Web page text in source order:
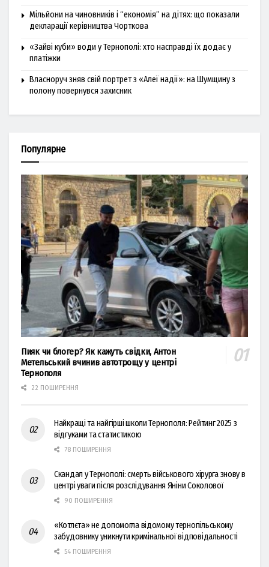
Мільйони на чиновників і “економія” на дітях: що показали
декларації керівництва Чорткова
«Зайві куби» води у Тернополі: хто насправді їх додає у
платіжки
Власноруч зняв свій портрет з «Алеї надії»: на Шумщину з
полону повернувся захисник
Популярне
Пияк чи блогер? Як кажуть свідки, Антон
Метельський вчинив автотрощу у центрі
Тернополя
22 ПОШИРЕННЯ
Найкращі та найгірші школи Тернополя: Рейтинг 2025 з
відгуками та статистикою
78 ПОШИРЕННЯ
Скандал у Тернополі: смерть військового хірурга знову в
центрі уваги після розслідування Яніни Соколової
90 ПОШИРЕННЯ
«Котлєта» не допомогла відомому тернопільському
забудовнику уникнути кримінальної відповідальності
54 ПОШИРЕННЯ